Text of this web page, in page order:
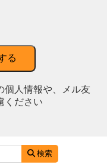
る
個人情報や、メル友
ください
検索